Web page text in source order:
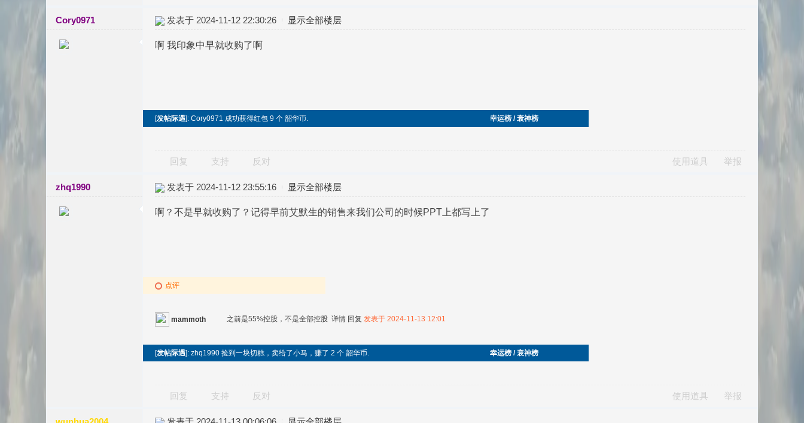
Cory0971 发表于 2024-11-12 22:30:26 显示全部楼层
啊 我印象中早就收购了啊
[发帖际遇]: Cory0971 成功获得红包 9 个 韶华币. 幸运榜 / 衰神榜
回复 支持 反对 使用道具 举报
zhq1990 发表于 2024-11-12 23:55:16 显示全部楼层
啊？不是早就收购了？记得早前艾默生的销售来我们公司的时候PPT上都写上了
点评
mammoth 之前是55%控股，不是全部控股 详情 回复 发表于 2024-11-13 12:01
[发帖际遇]: zhq1990 捡到一块切糕，卖给了小马，赚了 2 个 韶华币. 幸运榜 / 衰神榜
回复 支持 反对 使用道具 举报